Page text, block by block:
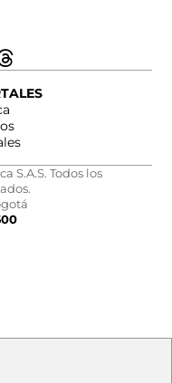
S.A.S. Todos los